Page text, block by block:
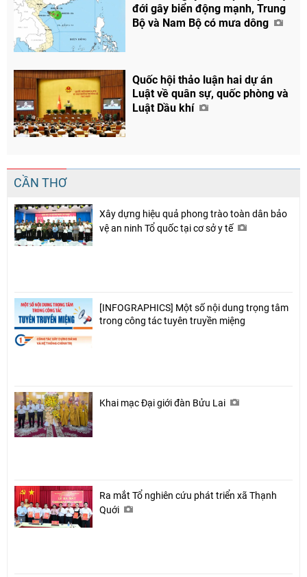
đới gây biển động mạnh, Trung
Bộ và Nam Bộ có mưa dông
Quốc hội thảo luận hai dự án
Luật về quân sự, quốc phòng và
Luật Dầu khí
CẦN THƠ
Xây dựng hiệu quả phong trào toàn dân bảo
vệ an ninh Tổ quốc tại cơ sở y tế
[INFOGRAPHICS] Một số nội dung trọng tâm
trong công tác tuyên truyền miệng
Khai mạc Đại giới đàn Bửu Lai
Ra mắt Tổ nghiên cứu phát triển xã Thạnh
Quới